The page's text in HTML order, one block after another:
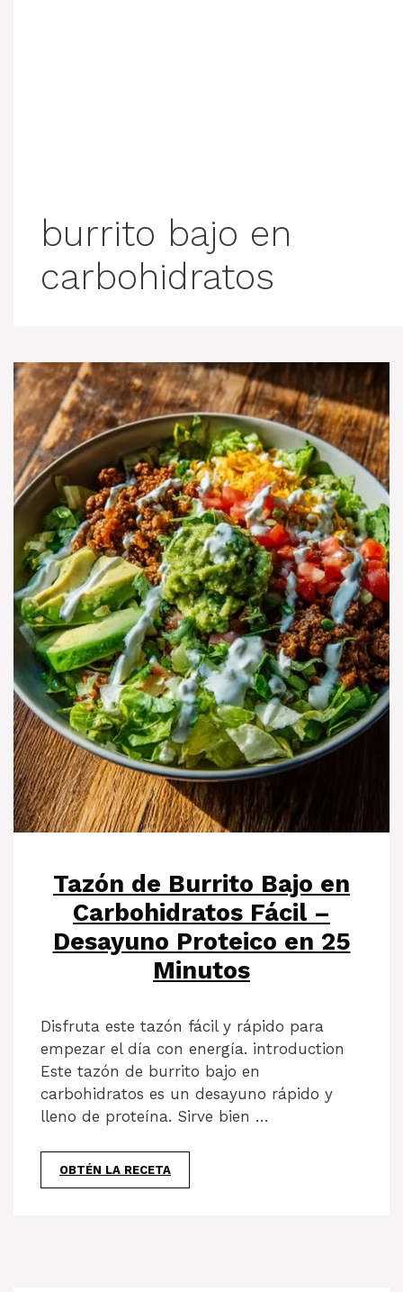
burrito bajo en
carbohidratos
Tazón de Burrito Bajo en
Carbohidratos Fácil –
Desayuno Proteico en 25
Minutos
Disfruta este tazón fácil y rápido para
empezar el día con energía. introduction
Este tazón de burrito bajo en
carbohidratos es un desayuno rápido y
lleno de proteína. Sirve bien …
OBTÉN LA RECETA